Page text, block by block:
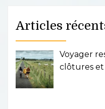
Articles
Voyager
clôtures